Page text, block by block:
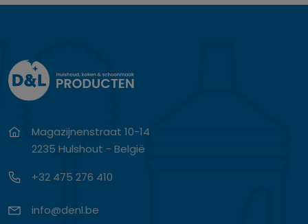
Magazijnenstraat 10-14
2235 Hulshout - België
+32 475 276 410
info@denl.be